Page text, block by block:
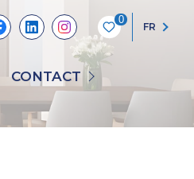
0
FR
CONTACT
NOUS CONTACTER
RECRUTEMENT